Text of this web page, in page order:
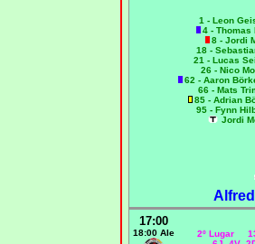
1 - Leon
4 - Thomas
8 - Jordi
18 -
21 - Lucas
26 - Nico
62 - Aaron
66 - Mats
85 - Adrian
95 - Fynn
Jordi
17:00
18:00 Ale
2º Lugar